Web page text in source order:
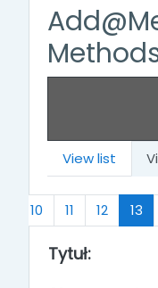
View list
10 11 12 13
Tytuł: